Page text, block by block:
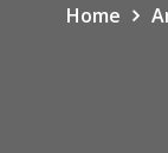
Home